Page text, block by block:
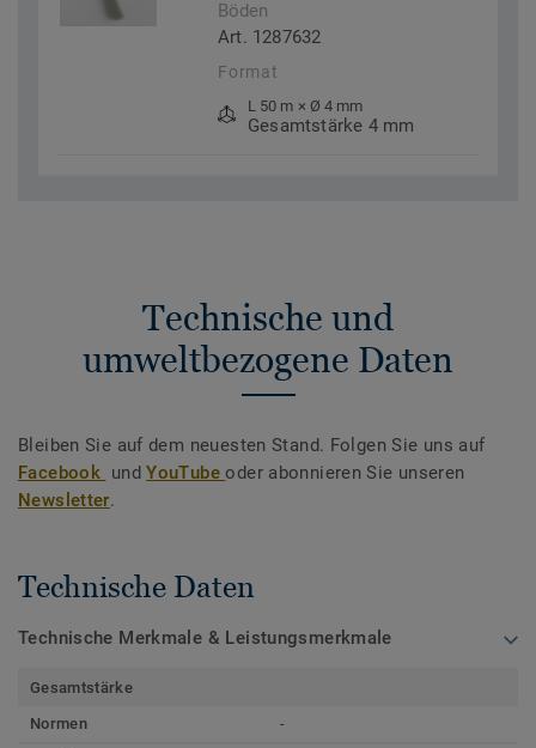
Böden
Art. 1287632
Format
L 50 m × Ø 4 mm
Gesamtstärke 4 mm
Technische und
umweltbezogene Daten
Bleiben Sie auf dem neuesten Stand. Folgen Sie uns auf
Facebook undYouTubeoder abonnieren Sie unseren
Newsletter.
Technische Daten
Technische Merkmale & Leistungsmerkmale
Gesamtstärke
Normen
-